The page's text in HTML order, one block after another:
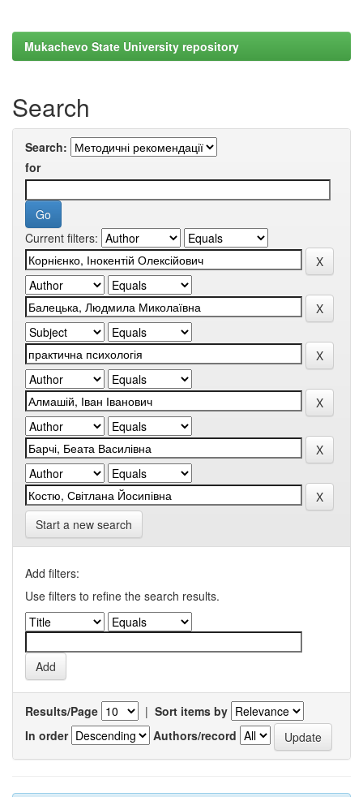
Mukachevo State University repository
Search
Search:
for
Current filters:
Start a new search
Add filters:
Use filters to refine the search results.
Results/Page | Sort items by
In order
Authors/record